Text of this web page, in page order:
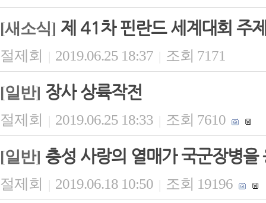
[새소식] 제 41차 핀란드 세계대회 주
절제회 | 2019.06.25 18:37 | 조회 7171
[일반] 장사 상륙작전
절제회 | 2019.06.25 18:33 | 조회 7610
[일반] 충성 사랑의 열매가 국군장병을
절제회 | 2019.06.18 10:50 | 조회 19196